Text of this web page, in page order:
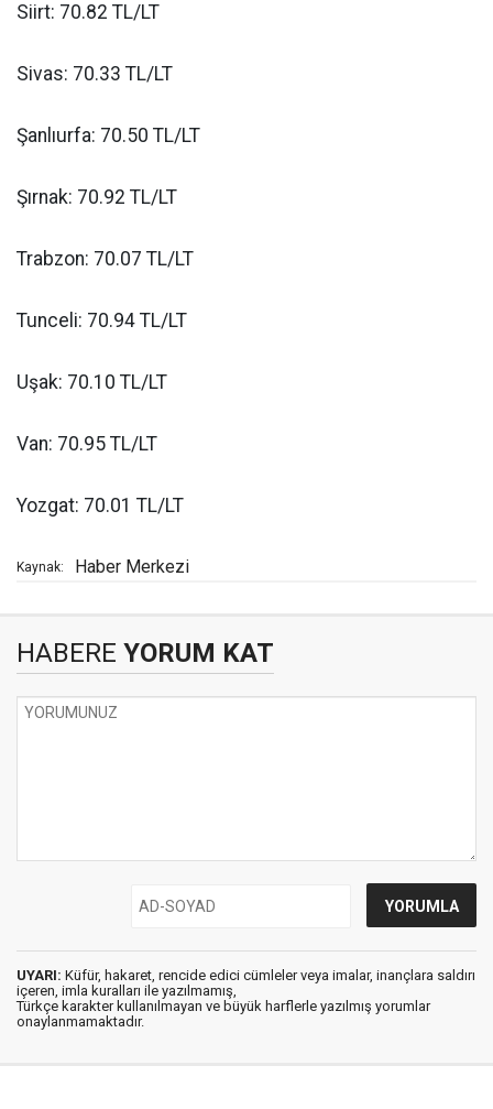
Siirt: 70.82 TL/LT
Sivas: 70.33 TL/LT
Şanlıurfa: 70.50 TL/LT
Şırnak: 70.92 TL/LT
Trabzon: 70.07 TL/LT
Tunceli: 70.94 TL/LT
Uşak: 70.10 TL/LT
Van: 70.95 TL/LT
Yozgat: 70.01 TL/LT
Kaynak: Haber Merkezi
HABERE YORUM KAT
UYARI: Küfür, hakaret, rencide edici cümleler veya imalar, inançlara saldırı
içeren, imla kuralları ile yazılmamış,
Türkçe karakter kullanılmayan ve büyük harflerle yazılmış yorumlar
onaylanmamaktadır.